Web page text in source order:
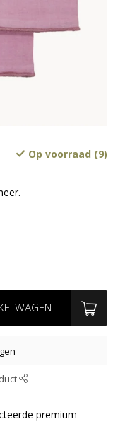
Op voorraad (9)
.
premium